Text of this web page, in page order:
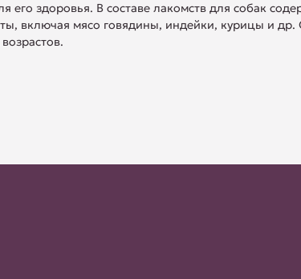
его здоровья. В составе лакомств для собак
включая мясо говядины, индейки, курицы и